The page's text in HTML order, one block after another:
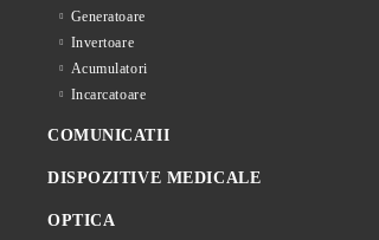
Generatoare
Invertoare
Acumulatori
Incarcatoare
COMUNICATII
DISPOZITIVE MEDICALE
OPTICA